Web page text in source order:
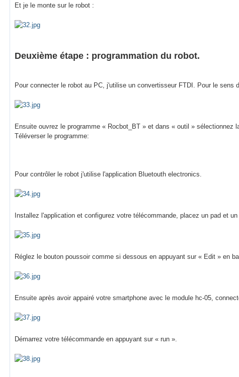
Et je le monte sur le robot :
Deuxième étape : programmation du robot.
Pour connecter le robot au PC, j'utilise un convertisseur FTDI. Pour le sens
Ensuite ouvrez le programme « Rocbot_BT » et dans « outil » sélectionnez
Téléverser le programme:
Pour contrôler le robot j'utilise l'application Bluetouth electronics.
Installez l'application et configurez votre télécommande, placez un pad et
Réglez le bouton poussoir comme si dessous en appuyant sur « Edit » en
Ensuite après avoir appairé votre smartphone avec le module hc-05,
Démarrez votre télécommande en appuyant sur « run ».